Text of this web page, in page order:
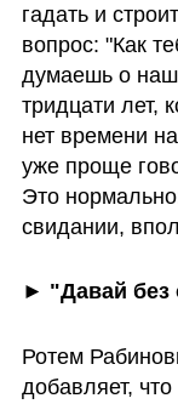
гадать и
вопрос: "Как
думаешь о
тридцати лет,
нет времени
уже проще
Это
свидании,
► "Давай без
Ротем
добавляет,